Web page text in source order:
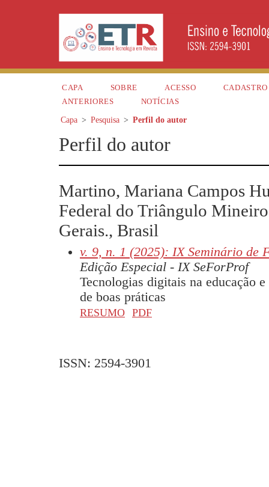
CAPA SOBRE ACESSO
CADASTRO
ANTERIORES
NOTÍCIAS
Capa > Pesquisa > Perfil do autor
Perfil do autor
Martino, Mariana Campos
Federal do Triângulo
Gerais., Brasil
v. 9, n. 1 (2025): IX Seminário de
Edição Especial - IX SeForProf
Tecnologias digitais na educação
de boas práticas
RESUMO PDF
ISSN: 2594-3901